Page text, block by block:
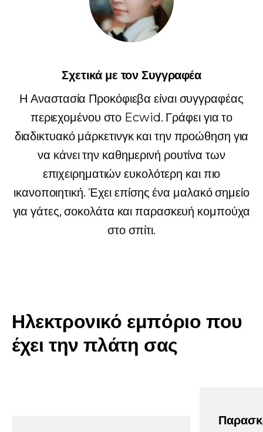
Σχετικά με τον Συγγραφέα
Η Αναστασία Προκόφιεβα είναι συγγραφέας
περιεχομένου στο Ecwid. Γράφει για το
διαδικτυακό μάρκετινγκ και την προώθηση για
να κάνει την καθημερινή ρουτίνα των
επιχειρηματιών ευκολότερη και πιο
ικανοποιητική. Έχει επίσης ένα μαλακό σημείο
για γάτες, σοκολάτα και παρασκευή κομπούχα
στο σπίτι.
Ηλεκτρονικό εμπόριο που
έχει την πλάτη σας